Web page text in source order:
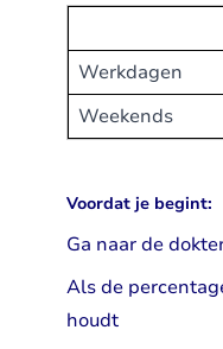
Werkdagen
Weekends
Voordat je begint:
Ga naar de
Als de
houdt